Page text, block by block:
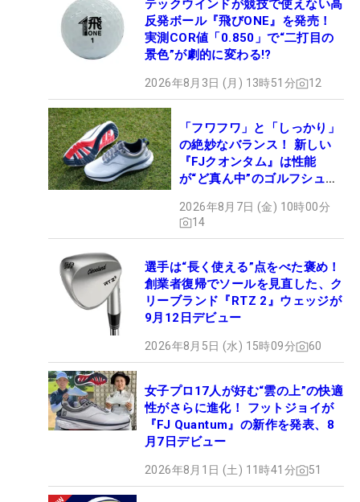
テックウインドが競技で使えない高
反発ボール『飛びONE』を発売！
実測COR値「0.850」で“二打目の
景色”が劇的に変わる!?
2026年8月3日 (月) 13時51分 12
「フワフワ」と「しっかり」
の絶妙なバランス！ 新しい
『FJクオンタム』は性能
が“ど真ん中”のゴルフシュー
2026年8月7日 (金) 10時00分
14
選手は“長く使える”点をべた褒め！
創業者復帰でソールを見直した、ク
リーブランド『RTZ 2』ウェッジが
9月12日デビュー
2026年8月5日 (水) 15時09分 60
女子プロ17人が好む“雲の上”の快適
性がさらに進化！ フットジョイが
『FJ Quantum』の新作を発表、8
月7日デビュー
2026年8月1日 (土) 11時41分 51